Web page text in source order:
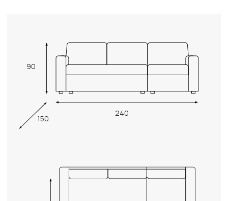
90
240
150